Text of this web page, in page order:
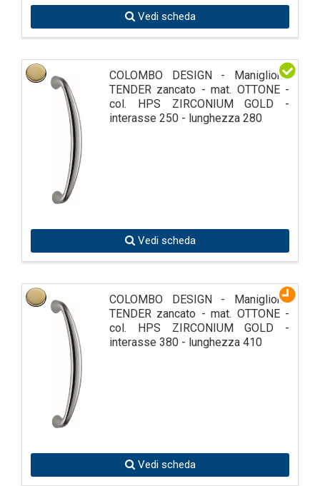
Vedi scheda
COLOMBO DESIGN - Maniglione
TENDER zancato - mat. OTTONE -
col. HPS ZIRCONIUM GOLD -
interasse 250 - lunghezza 280
Vedi scheda
COLOMBO DESIGN - Maniglione
TENDER zancato - mat. OTTONE -
col. HPS ZIRCONIUM GOLD -
interasse 380 - lunghezza 410
Vedi scheda